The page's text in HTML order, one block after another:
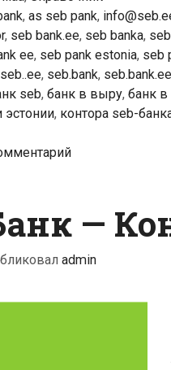
, as seb pank,
, seb bank.ee, seb banka,
ee, seb pank estonia, seb
seb..ee, seb.bank, seb.bank.ee
seb, банк в выру, банк
эстонии, контора seb-
—
admin